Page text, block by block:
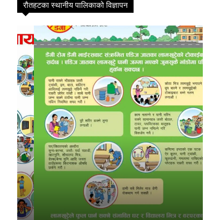
विषयसूची
समाचार 3193
मधेश
अन्तर्राष्ट्रिय 241
स्वास्थ्य 99
खेलकुद 91
राजनीति 81
प्रदेश 27
अर्थ
समाज
कोशी 19
रौतहटका स्थानीय पालिकाको विज्ञापन